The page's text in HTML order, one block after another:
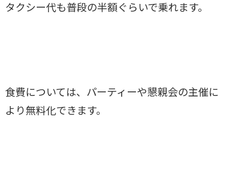
タクシー代も普段の半額ぐらいで乗れます。
食費については、パーティーや懇親会の主催に
より無料化できます。